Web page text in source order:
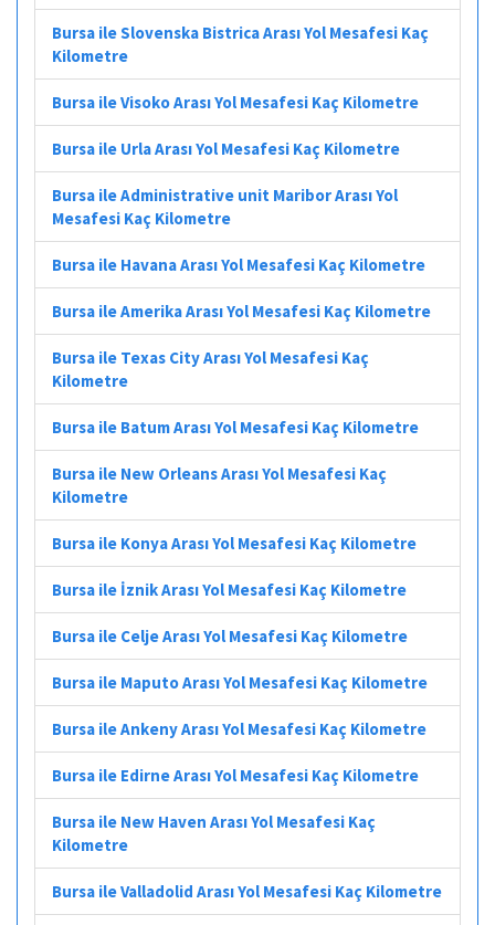
Bursa ile Slovenska Bistrica Arası Yol Mesafesi Kaç
Kilometre
Bursa ile Visoko Arası Yol Mesafesi Kaç Kilometre
Bursa ile Urla Arası Yol Mesafesi Kaç Kilometre
Bursa ile Administrative unit Maribor Arası Yol
Mesafesi Kaç Kilometre
Bursa ile Havana Arası Yol Mesafesi Kaç Kilometre
Bursa ile Amerika Arası Yol Mesafesi Kaç Kilometre
Bursa ile Texas City Arası Yol Mesafesi Kaç
Kilometre
Bursa ile Batum Arası Yol Mesafesi Kaç Kilometre
Bursa ile New Orleans Arası Yol Mesafesi Kaç
Kilometre
Bursa ile Konya Arası Yol Mesafesi Kaç Kilometre
Bursa ile İznik Arası Yol Mesafesi Kaç Kilometre
Bursa ile Celje Arası Yol Mesafesi Kaç Kilometre
Bursa ile Maputo Arası Yol Mesafesi Kaç Kilometre
Bursa ile Ankeny Arası Yol Mesafesi Kaç Kilometre
Bursa ile Edirne Arası Yol Mesafesi Kaç Kilometre
Bursa ile New Haven Arası Yol Mesafesi Kaç
Kilometre
Bursa ile Valladolid Arası Yol Mesafesi Kaç Kilometre